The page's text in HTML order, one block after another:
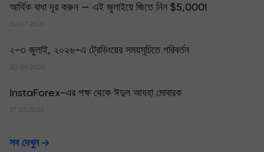
আর্থিক বাধা দূর করুন — এই জুলাইয়ে জিতে নিন $5,000!
02.07.2026
২-৩ জুলাই, ২০২৬-এ ট্রেডিংয়ের সময়সূচিতে পরিবর্তন
30.06.2026
InstaForex-এর পক্ষ থেকে ঈদুল আযহা মোবারক
27.05.2026
সব দেখুন